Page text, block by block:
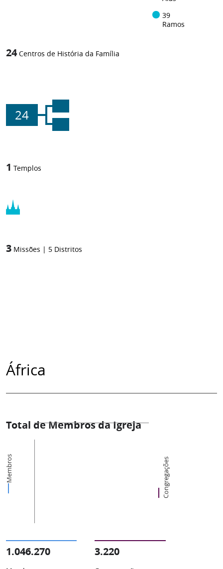
39
Ramos
24 Centros de História da Família
24
1 Templos
3 Missões | 5 Distritos
África
Total de Membros da Igreja
Membros Congregações
1.046.270 3.220